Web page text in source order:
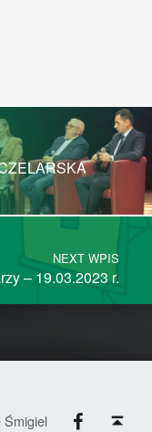
NEXT WPIS
– 19.03.2023 r.
Śmigiel
Facebook